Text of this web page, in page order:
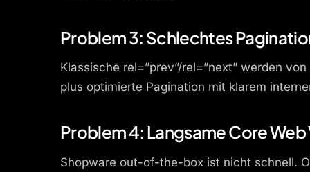
Problem 3: Schlechtes
Klassische rel=”prev”/rel=”next” werden
plus optimierte Pagination mit klarem
Problem 4: Langsame Core Web
Shopware out-of-the-box ist nicht schnell.